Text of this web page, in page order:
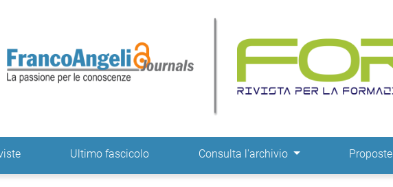
Ultimo fascicolo Consulta l'archivio Proposte